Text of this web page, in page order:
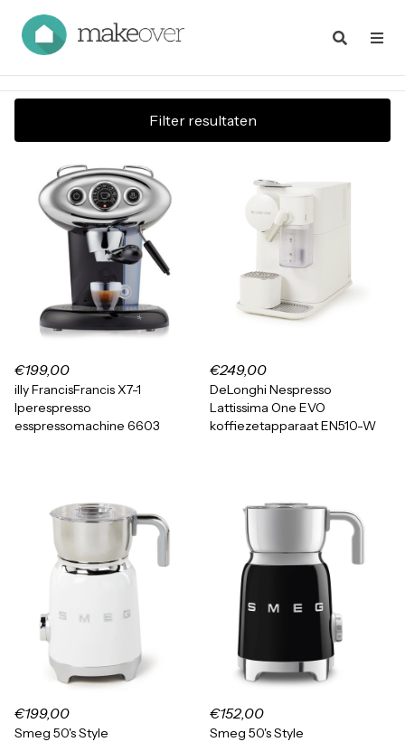
Filter resultaten
€199,00
illy FrancisFrancis X7-1
Iperespresso
esspressomachine 6603
€249,00
DeLonghi Nespresso
Lattissima One EVO
koffiezetapparaat EN510-W
€199,00
Smeg 50's Style
€152,00
Smeg 50's Style